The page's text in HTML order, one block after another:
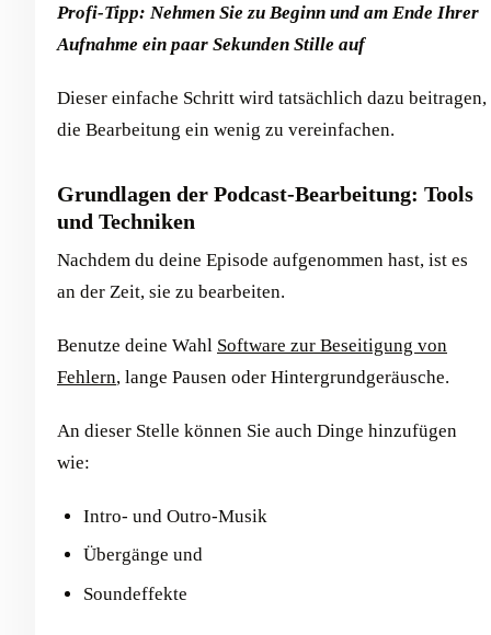
Profi-Tipp: Nehmen Sie zu Beginn und am Ende Ihrer
Aufnahme ein paar Sekunden Stille auf
Dieser einfache Schritt wird tatsächlich dazu beitragen,
die Bearbeitung ein wenig zu vereinfachen.
Grundlagen der Podcast-Bearbeitung: Tools
und Techniken
Nachdem du deine Episode aufgenommen hast, ist es
an der Zeit, sie zu bearbeiten.
Benutze deine Wahl Software zur Beseitigung von
Fehlern, lange Pausen oder Hintergrundgeräusche.
An dieser Stelle können Sie auch Dinge hinzufügen
wie:
Intro- und Outro-Musik
Übergänge und
Soundeffekte